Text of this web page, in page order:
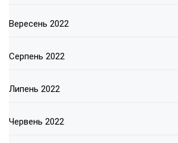
Вересень 2022
Серпень 2022
Липень 2022
Червень 2022